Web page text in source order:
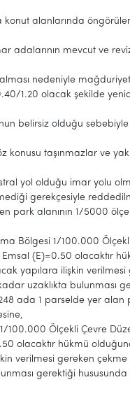
konut alanlarında
adalarının mevcut ve
nedeniyle mağduriyet
1.20 olacak şekilde
belirsiz olduğu sebebiyle
konusu taşınmazlar ve
yol olduğu imar yolu
gerekçesiyle
park alanının 1/5000
Bölgesi 1/100.000
Emsal (E)=0.50 olacaktır
yapılara ilişkin
uzaklıkta bulunması
ada 1 parselde yer alan
100.000 Ölçekli Çevre
olacaktır hükmü
verilmesi gereken
gerektiği hususunda